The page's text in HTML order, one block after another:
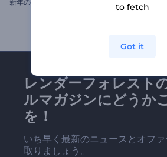
レンダーフォレスト
ルマガジンにどうか
を！
いち早く最新のニュースとオフ
取りましょう。
to fetch
Got it